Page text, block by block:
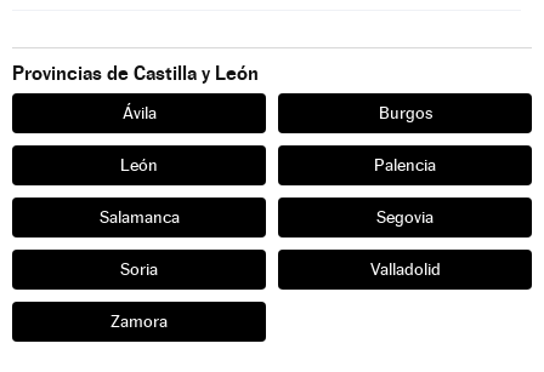
Provincias de Castilla y León
Ávila Burgos
León Palencia
Salamanca Segovia
Soria Valladolid
Zamora